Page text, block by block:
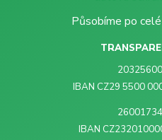
Působíme po
IBAN CZ29 5500
IBAN